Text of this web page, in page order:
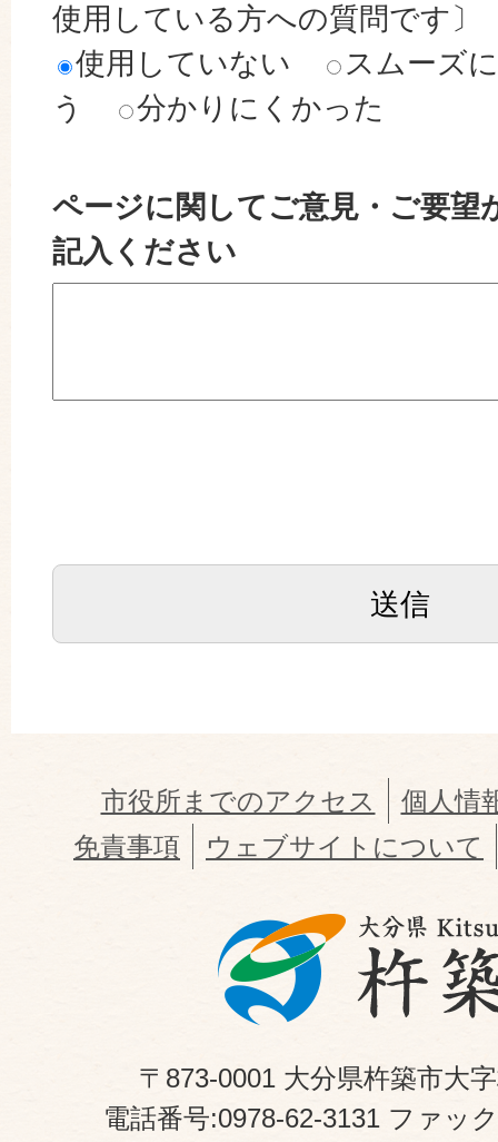
使用している方への質問です〕
使用していない
スムーズ
う
分かりにくかった
ページに関してご意見・ご要望
記入ください
市役所までのアクセス
個人情
免責事項
ウェブサイトについて
〒873-0001 大分県杵築市大
電話番号:0978-62-3131 ファッ